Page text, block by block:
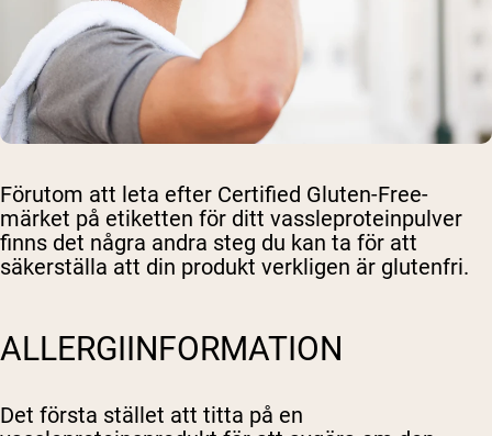
Förutom att leta efter Certified Gluten-Free-
märket på etiketten för ditt vassleproteinpulver
finns det några andra steg du kan ta för att
säkerställa att din produkt verkligen är glutenfri.
ALLERGIINFORMATION
Det första stället att titta på en